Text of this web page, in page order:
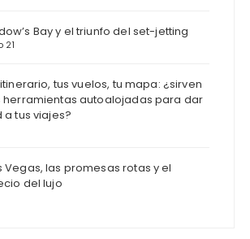
Bay y el triunfo del set-jetting
21
tus vuelos, tu mapa: ¿sirven
herramientas autoalojadas para dar
tus viajes?
Vegas, las promesas rotas y el
del lujo